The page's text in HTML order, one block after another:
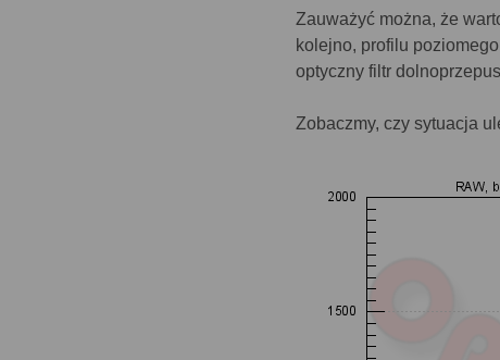
Zauważyć można, że
kolejno, profilu
optyczny filtr
Zobaczmy, czy sytuacja